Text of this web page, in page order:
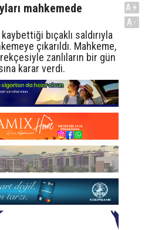
mahkemede
bıçaklı saldırıyla
çıkarıldı. Mahkeme,
zanlıların bir gün
karar verdi.
A+
A-